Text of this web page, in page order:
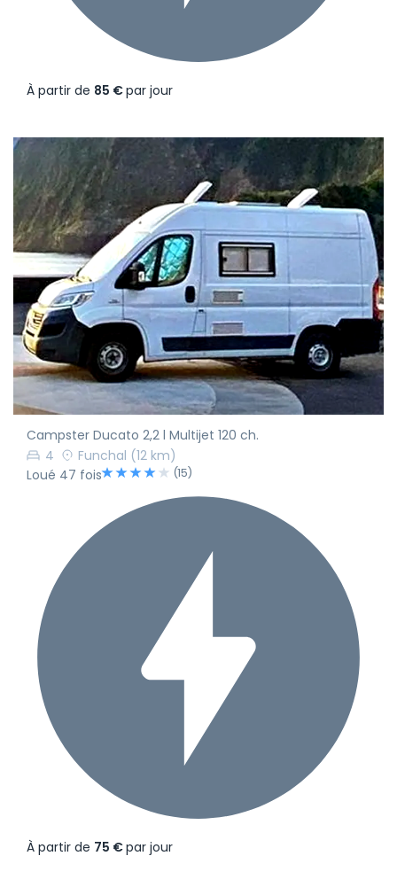
À partir de 85 €par jour
Campster Ducato 2,2 l Multijet 120 ch.
4
Funchal (12 km)
Loué 47 fois
(15)
À partir de 75 €par jour